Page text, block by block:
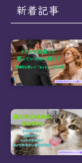
ブ
新着記事